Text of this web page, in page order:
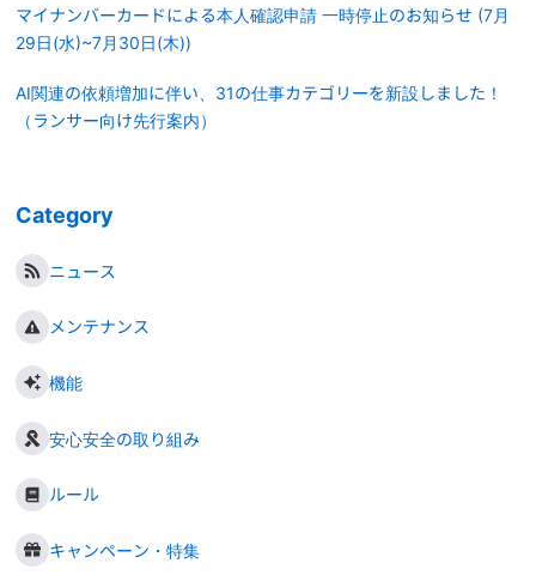
マイナンバーカードによる本人確認申請 一時停止のお知らせ (7月
29日(水)~7月30日(木))
AI関連の依頼増加に伴い、31の仕事カテゴリーを新設しました！
（ランサー向け先行案内）
Category
ニュース
メンテナンス
機能
安心安全の取り組み
ルール
キャンペーン・特集